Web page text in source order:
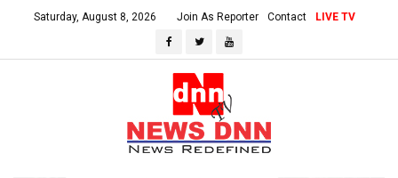
Saturday, August 8, 2026 Join As Reporter Contact LIVE TV